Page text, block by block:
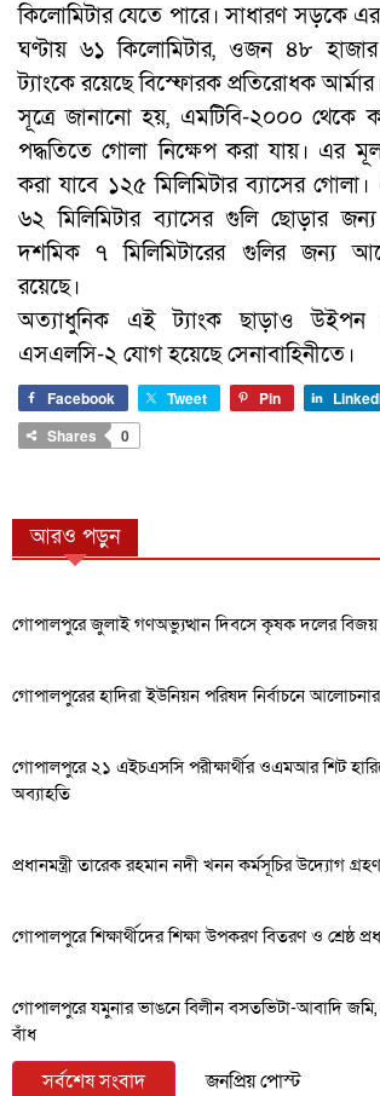
কিলোমিটার যেতে পারে। সাধারণ সড়কে
ঘণ্টায় ৬১ কিলোমিটার, ওজন ৪৮
ট্যাংকে রয়েছে বিস্ফোরক প্রতিরোধক
সূত্রে জানানো হয়, এমটিবি-২০০০ থেকে
পদ্ধতিতে গোলা নিক্ষেপ করা যায়। এর
করা যাবে ১২৫ মিলিমিটার ব্যাসের
৬২ মিলিমিটার ব্যাসের গুলি ছোড়ার
দশমিক ৭ মিলিমিটারের গুলির জন্য
রয়েছে।
অত্যাধুনিক এই ট্যাংক ছাড়াও উইপন
এসএলসি-২ যোগ হয়েছে সেনাবাহিনীতে।
Facebook Tweet Pin
Shares
0
আরও পড়ুন
গোপালপুরে জুলাই গণঅভ্যুত্থান দিবসে কৃষক দলের বিজয়
গোপালপুরের হাদিরা ইউনিয়ন পরিষদ নির্বাচনে
গোপালপুরে ২১ এইচএসসি পরীক্ষার্থীর ওএমআর শিট
অব্যাহতি
প্রধানমন্ত্রী তারেক রহমান নদী খনন কর্মসূচির উদ্যোগ
গোপালপুরে শিক্ষার্থীদের শিক্ষা উপকরণ বিতরণ ও শ্রেষ্ঠ
গোপালপুরে যমুনার ভাঙনে বিলীন বসতভিটা-আবাদি জমি,
বাঁধ
সর্বশেষ সংবাদ জনপ্রিয় পোস্ট